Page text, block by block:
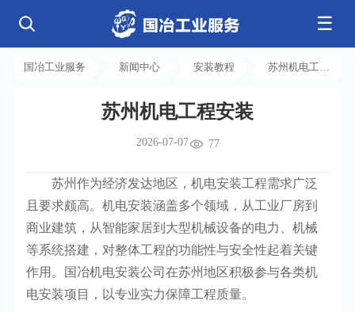
☰
公司简介
发展历程
核心业务
电气工程
钢结构工程
弱电工程
消防工程
基控电箱
工程案例
人工智能 • 机器人
新能源汽车 • 智能网联
量子 • 脑机
其它
工程技巧
机电知识
安装教程
工业百科
工业问答
国冶工业服务 新闻中心 安装教程
苏州机电工程
苏州机电工程安装
2026-07-07 77
苏州作为经济发达地区，机电安装工程需求广泛
且要求颇高。机电安装涵盖多个领域，从工业厂房到
商业建筑，从智能家居到大型机械设备的电力、机械
等系统搭建，对整体工程的功能性与安全性起着关键
作用。国冶机电安装公司在苏州地区积极参与各类机
电安装项目，以专业实力保障工程质量。